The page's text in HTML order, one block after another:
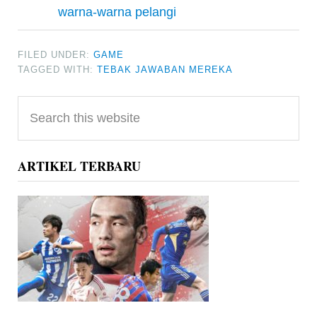
warna-warna pelangi
FILED UNDER:GAME
TAGGED WITH:TEBAK JAWABAN MEREKA
Primary
Sidebar
this
website
ARTIKEL TERBARU